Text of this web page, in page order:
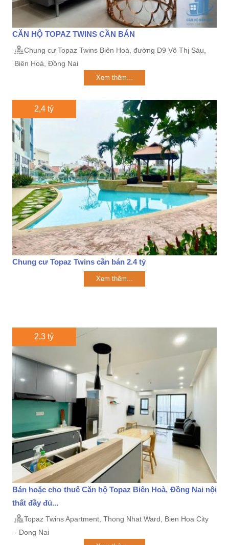
CĂN HỘ TOPAZ TWINS CẦN BÁN
Chung cư Topaz Twins Biên Hoà, đường D9 Võ Thị Sáu,
Biên Hoà, Đồng Nai
Xem thêm...
2,4 tỷ
Chung cư Topaz Twins cần bán 2.4 tỷ
Xem thêm...
2,3 tỷ
Bán hoặc cho thuê Căn hộ Topaz Biên Hoà, Đồng Nai nội
thất đầy đủ...
Topaz Twins Apartment, Thong Nhat Ward, Bien Hoa City
- Dong Nai